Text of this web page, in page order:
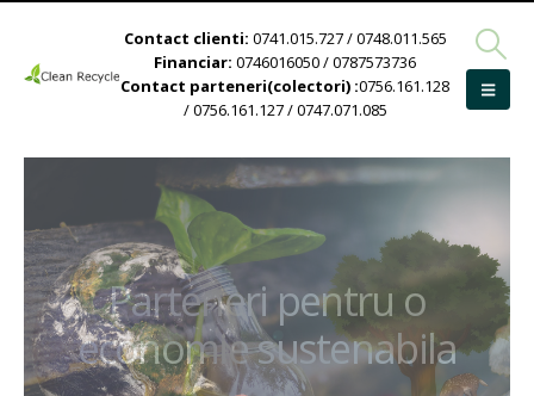
Contact clienti: 0741.015.727 / 0748.011.565
Financiar: 0746016050 / 0787573736
Contact parteneri(colectori) :0756.161.128
/ 0756.161.127 / 0747.071.085